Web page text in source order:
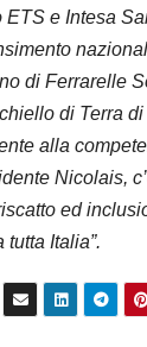
ETS e Intesa
di Ferrarelle
di Terra
alla
Nicolais,
ed
Italia”.